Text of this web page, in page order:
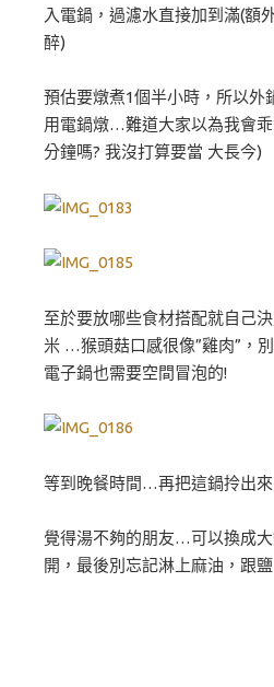
入電鍋，過濾水直接加到滿(額
醉)
預估要燉煮1個半小時，所以外
用電鍋燉…難道大家以為我會
分鐘嗎? 我沒打算要當 大長今)
至於要放哪些食材搭配就自己
米 …猴頭菇口感很像”雞肉”，
電子鍋也需要空間冒泡的!
等到晚餐時間…再把這鍋拎出來
覺得湯不夠的朋友…可以換成
開，最後別忘記淋上麻油，跟